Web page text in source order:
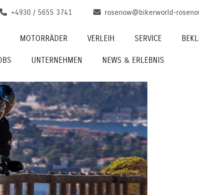
+4930 / 5655 3741 rosenow@bikerworld-
MOTORRÄDER VERLEIH SERVICE
UNTERNEHMEN NEWS & ERLEBNIS